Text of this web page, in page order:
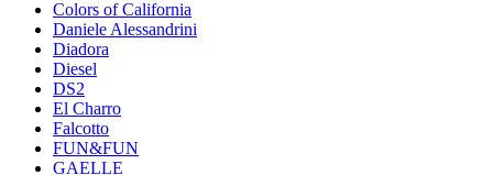
Colors of California
Daniele Alessandrini
Diadora
Diesel
DS2
El Charro
Falcotto
FUN&FUN
GAELLE